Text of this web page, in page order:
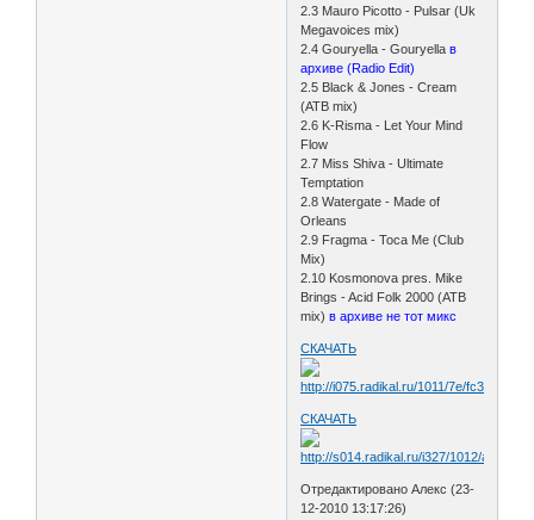
2.3 Mauro Picotto - Pulsar (Uk
Megavoices mix)
2.4 Gouryella - Gouryellaв
архиве (Radio Edit)
2.5 Black & Jones - Cream
(ATB mix)
2.6 K-Risma - Let Your Mind
Flow
2.7 Miss Shiva - Ultimate
Temptation
2.8 Watergate - Made of
Orleans
2.9 Fragma - Toca Me (Club
Mix)
2.10 Kosmonova pres. Mike
Brings - Acid Folk 2000 (ATB
mix)в архиве не тот микс
СКАЧАТЬ
СКАЧАТЬ
Отредактировано Алекс (23-
12-2010 13:17:26)